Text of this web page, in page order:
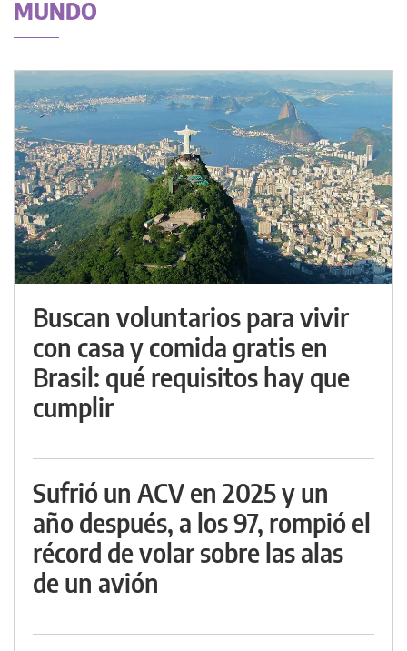
MUNDO
Buscan voluntarios para vivir
con casa y comida gratis en
Brasil: qué requisitos hay que
cumplir
Sufrió un ACV en 2025 y un
año después, a los 97, rompió el
récord de volar sobre las alas
de un avión